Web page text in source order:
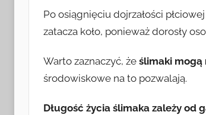
Po osiągnięciu dojrzałości
zatacza koło, ponieważ dorosły
Warto zaznaczyć, że ślimaki mogą
środowiskowe na to pozwalają.
Długość życia ślimaka zależy od